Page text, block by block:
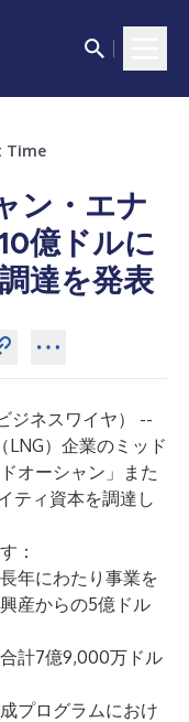
Time
ン・エナ
億ドルに
達を発表
ビジネスワイヤ） --
LNG）企業のミッド
オーシャン」また
ティ資本を調達し
：
年にわたり事業を
産からの5億ドル
計7億9,000万ドル
プログラムにおけ